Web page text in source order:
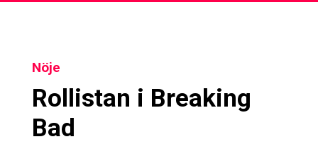
Nöje
Rollistan i Breaking
Bad